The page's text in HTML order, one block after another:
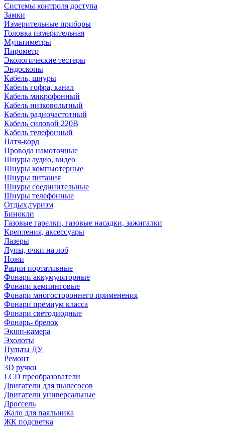
Системы контроля доступа
Замки
Измерительные приборы
Головка измерительная
Мультиметры
Пирометр
Экологические тестеры
Эндоскопы
Кабель, шнуры
Кабель гофра, канал
Кабель микрофонный
Кабель низковольтный
Кабель радиочастотный
Кабель силовой 220В
Кабель телефонный
Патч-корд
Провода намоточные
Шнуры аудио, видео
Шнуры компьютерные
Шнуры питания
Шнуры соединительные
Шнуры телефонные
Отдых,туризм
Бинокли
Газовые гарелки, газовые насадки, зажигалки
Крепления, аксессуары
Лазеры
Лупы, очки на лоб
Ножи
Рации портативные
Фонари аккумуляторные
Фонари кемпинговые
Фонари многостороннего применения
Фонари премиум класса
Фонари светодиодные
Фонарь- брелок
Экшн-камера
Эхолоты
Пульты ДУ
Ремонт
3D ручки
LCD преобразователи
Двигатели для пылесосов
Двигатели универсальные
Дроссель
Жало для паяльника
ЖК подсветка